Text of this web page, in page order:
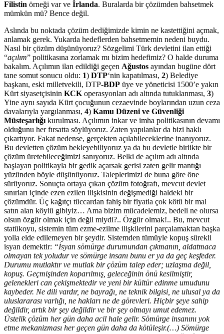
Filistin örneği var ve İrlanda. Buralarda bir çözümden bahsetmek
mümkün mü? Bence değil.
Aslında bu noktada çözüm dediğimizde kimin ne kastettiğini açmak,
anlamak gerek. Yukarda hedeflerden bahsetmemin nedeni buydu.
Nasıl bir çözüm düşünüyoruz? Sözgelimi Türk devletini ilan ettiği
“açılım” politikasına zorlamak mı bizim hedefimiz? O halde duruma
bakalım. Açılımın ilan edildiği geçen Ağustos ayından bugüne dört
tane somut sonucu oldu: 1) DTP‘nin kapatılması, 2) Belediye
başkanı, eski milletvekili, DTP-BDP üye ve yöneticisi 1500’e yakın
Kürt siyasetçisinin KCK operasyonları adı altında tutuklanması, 3)
Yine aynı sayıda Kürt çocuğunun cezaevinde boylarından uzun ceza
davalarıyla yargılanması, 4) Kamu Düzeni ve Güvenliği
Müsteşarlığı kurulması. Açılımın inkar ve imha politikasının devamı
olduğunu her fırsatta söylüyoruz. Zaten yapılanlar da bizi haklı
çıkartıyor. Fakat nedense, gerçekten açılabileceklerine inanıyoruz.
Bu devletten çözüm bekleyebiliyoruz ya da bu devletle birlikte bir
çözüm üretebileceğimizi sanıyoruz. Belki de açılım adı altında
başlayan politikayla bir gedik açarsak gerisi zaten gelir mantığı
yüzünden böyle düşünüyoruz. Taleplerimizi de buna göre öne
sürüyoruz. Sonuçta ortaya çıkan çözüm fotoğrafı, mevcut devlet
sınırları içinde ezen ezilen ilişkisinin değişmediği haldeki bir
çözümdür. Üç kağıtçı tüccardan fahiş bir fiyatla çok kötü bir mal
satın alan köylü gibiyiz… Ama bizim mücadelemiz, bedeli ne olursa
olsun özgür olmak için değil miydi?.. Özgür olmak!.. Bu, mevcut
statükoyu, sistemin tüm ezme-ezilme ilişkilerini parçalamaktan başka
yolla elde edilemeyen bir şeydir. Sistemden tümüyle kopuş sürekli
isyan demektir: “İsyan sömürge durumundan çıkmanın, aldatmaca
olmayan tek yoludur ve sömürge insanı bunu er ya da geç keşfeder.
Durumu mutlaktır ve mutlak bir çözüm talep eder; uzlaşma değil,
kopuş. Geçmişinden koparılmış, geleceğinin önü kesilmiştir,
gelenekleri can çekişmektedir ve yeni bir kültür edinme umudunu
kaybeder. Ne dili vardır, ne bayrağı, ne teknik bilgisi, ne ulusal ya da
uluslararası varlığı, ne hakları ne de görevleri. Hiçbir şeye sahip
değildir, artık bir şey değildir ve bir şey olmayı umut edemez.
Üstelik çözüm her gün daha acil hale gelir. Sömürge insanını yok
etme mekanizması her geçen gün daha da kötüleşir.(…) Sömürge